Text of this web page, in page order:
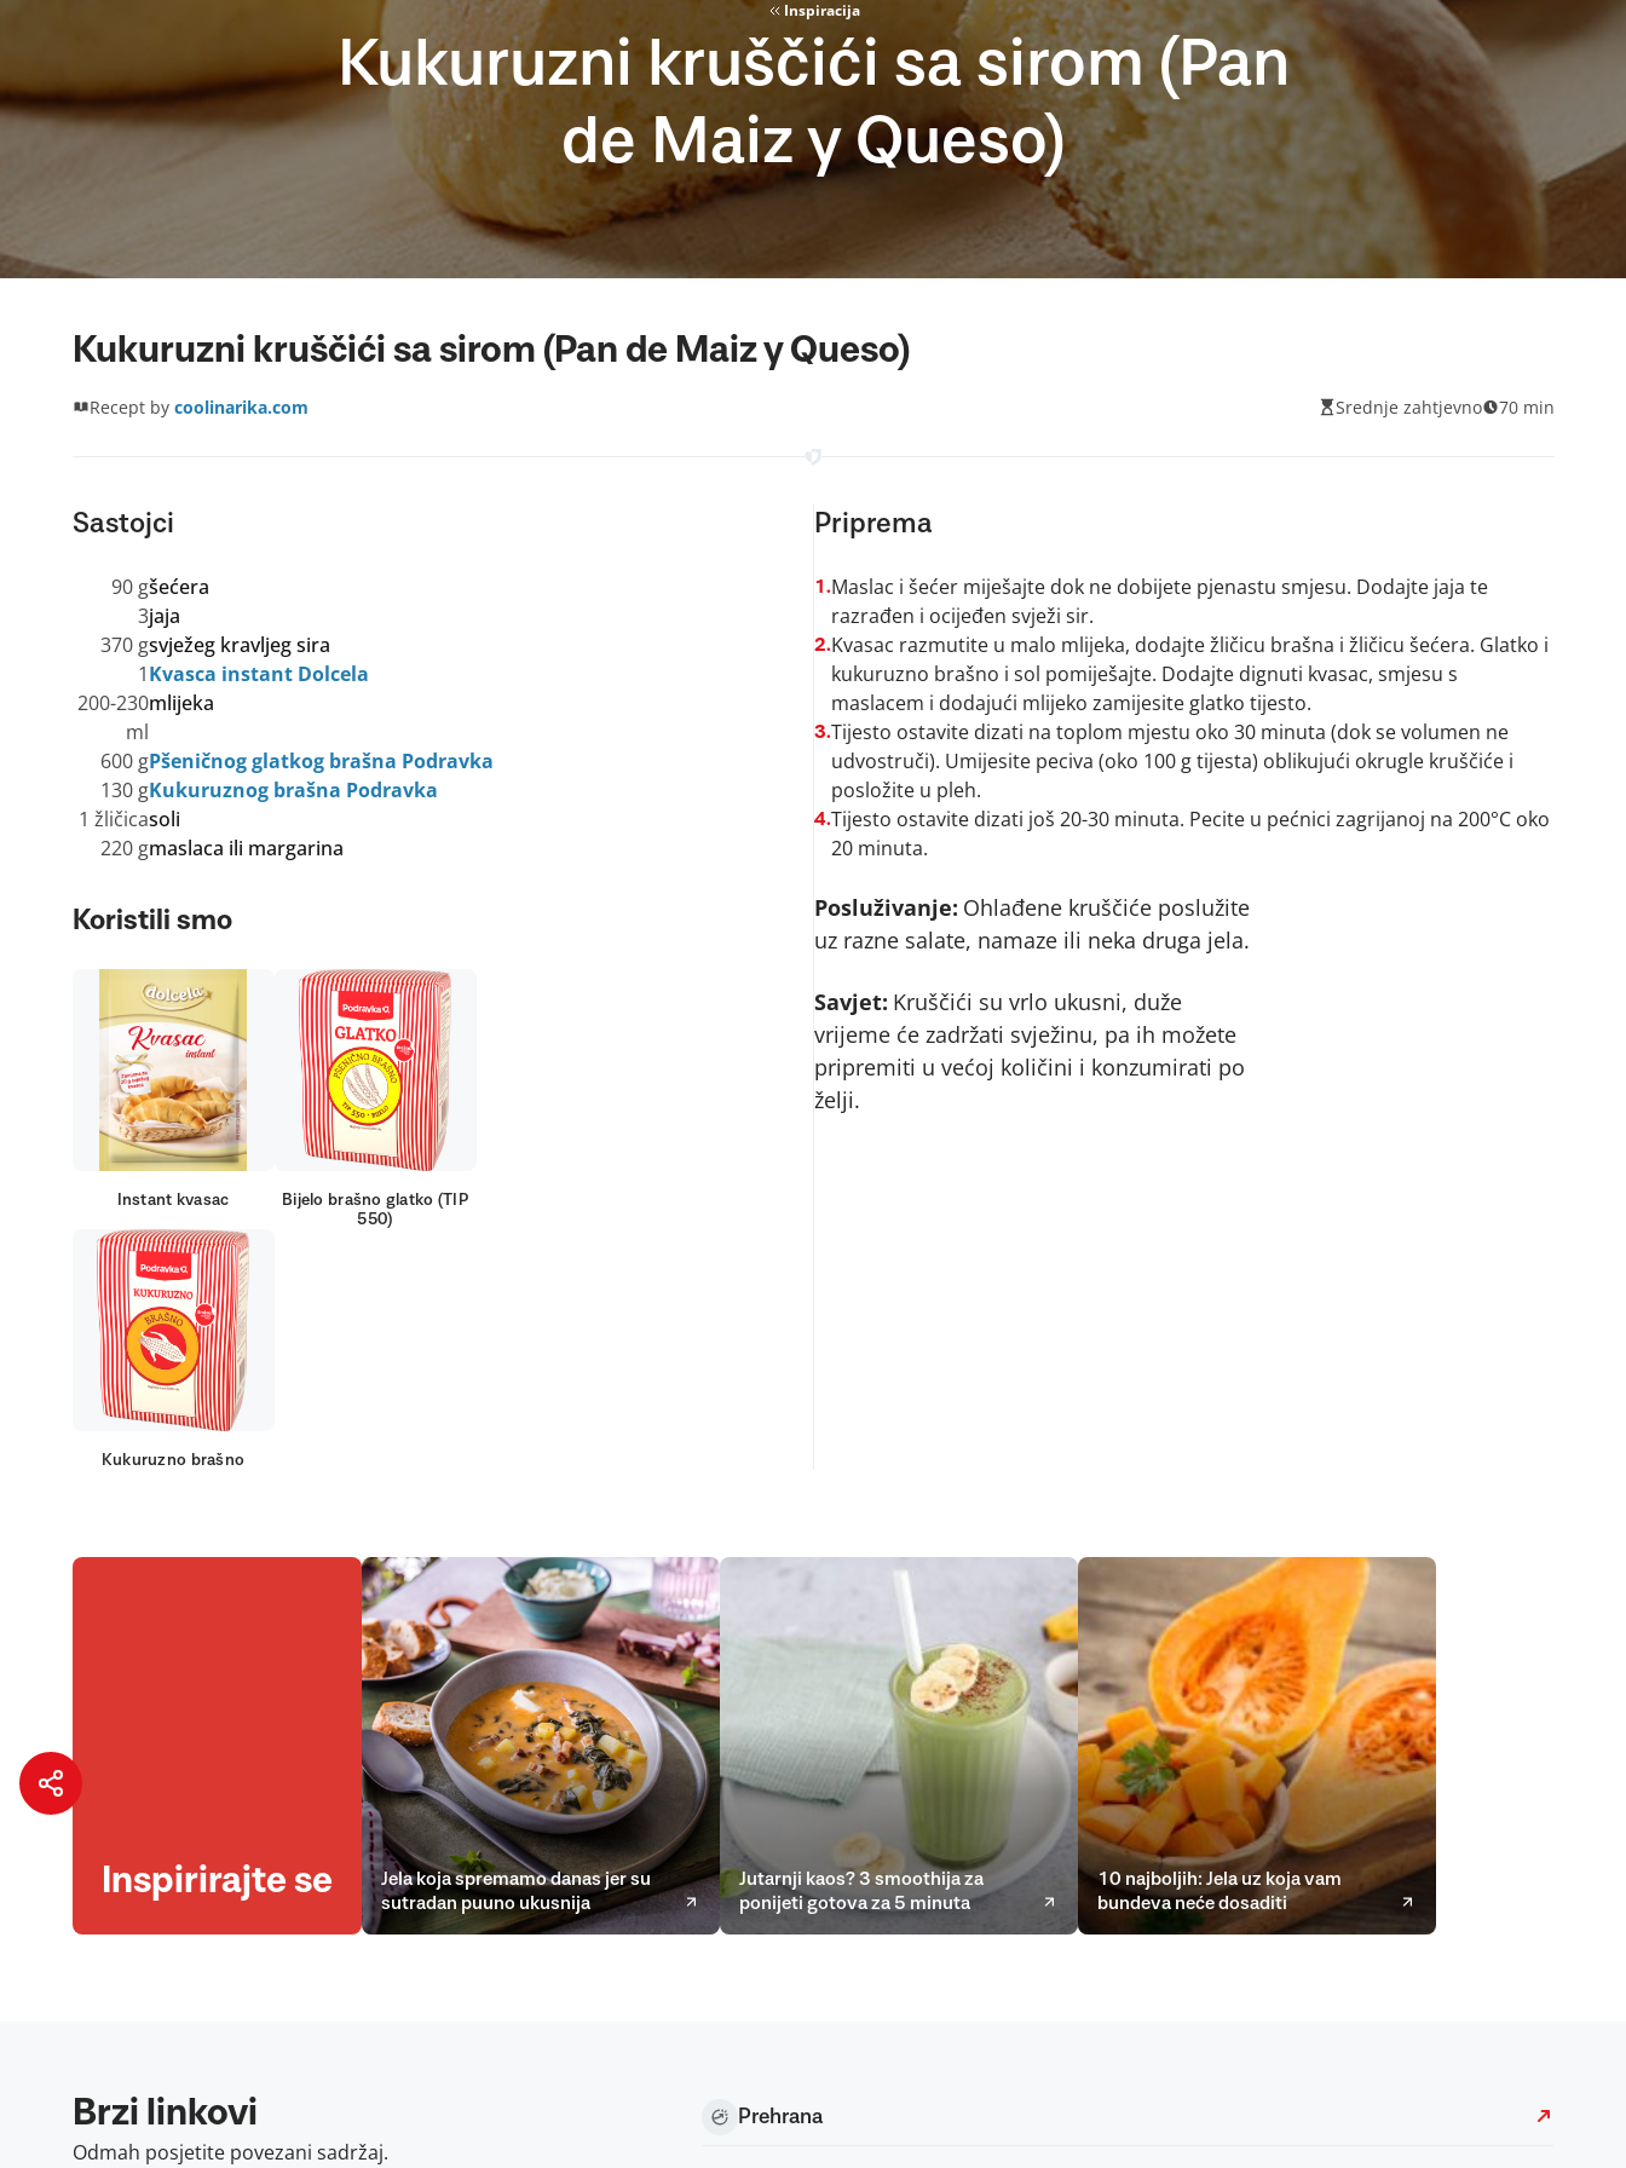
Inspiracija
Kukuruzni kruščići sa sirom (Pan
de Maiz y Queso)
Kukuruzni kruščići sa sirom (Pan de Maiz y Queso)
Recept by coolinarika.com Srednje zahtjevno 70 min
Sastojci
90 gšećera
3jaja
370 gsvježeg kravljeg sira
1Kvasca instant Dolcela
200-230
ml
mlijeka
600 gPšeničnog glatkog brašna Podravka
130 gKukuruznog brašna Podravka
1 žličicasoli
220 gmaslaca ili margarina
Koristili smo
Instant kvasac
Bijelo brašno glatko (TIP
550)
Kukuruzno brašno
Priprema
1.Maslac i šećer miješajte dok ne dobijete pjenastu smjesu. Dodajte jaja te
razrađen i ocijeđen svježi sir.
2.Kvasac razmutite u malo mlijeka, dodajte žličicu brašna i žličicu šećera. Glatko i
kukuruzno brašno i sol pomiješajte. Dodajte dignuti kvasac, smjesu s
maslacem i dodajući mlijeko zamijesite glatko tijesto.
3.Tijesto ostavite dizati na toplom mjestu oko 30 minuta (dok se volumen ne
udvostruči). Umijesite peciva (oko 100 g tijesta) oblikujući okrugle kruščiće i
posložite u pleh.
4.Tijesto ostavite dizati još 20-30 minuta. Pecite u pećnici zagrijanoj na 200°C oko
20 minuta.
Posluživanje: Ohlađene kruščiće poslužite
uz razne salate, namaze ili neka druga jela.
Savjet: Kruščići su vrlo ukusni, duže
vrijeme će zadržati svježinu, pa ih možete
pripremiti u većoj količini i konzumirati po
želji.
Inspirirajte se
Jela koja spremamo danas jer su
sutradan puuno ukusnija
Jutarnji kaos? 3 smoothija za
ponijeti gotova za 5 minuta
10 najboljih: Jela uz koja vam
bundeva neće dosaditi
Brzi linkovi
Odmah posjetite povezani sadržaj.
Prehrana